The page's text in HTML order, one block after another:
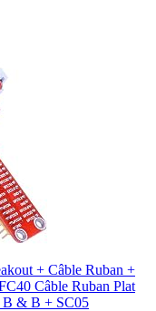
+ Câble Ruban +
Câble Ruban Plat
B & B + SC05